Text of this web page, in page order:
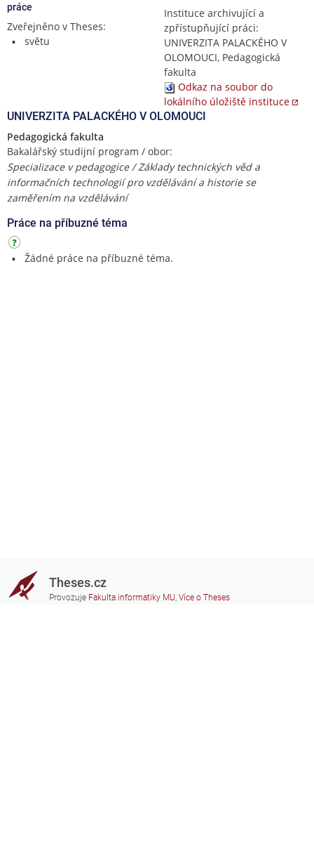
práce
Zveřejněno v Theses:
světu
Instituce archivující a
zpřístupňující práci:
UNIVERZITA PALACKÉHO V
OLOMOUCI, Pedagogická
fakulta
Odkaz na soubor do
lokálního úložiště instituce
UNIVERZITA PALACKÉHO V OLOMOUCI
Pedagogická fakulta
Bakalářský studijní program / obor:
Specializace v pedagogice / Základy technických věd a
informačních technologií pro vzdělávání a historie se
zaměřením na vzdělávání
Práce na příbuzné téma
Žádné práce na příbuzné téma.
Theses.cz
Provozuje Fakulta informatiky MU, Více o Theses